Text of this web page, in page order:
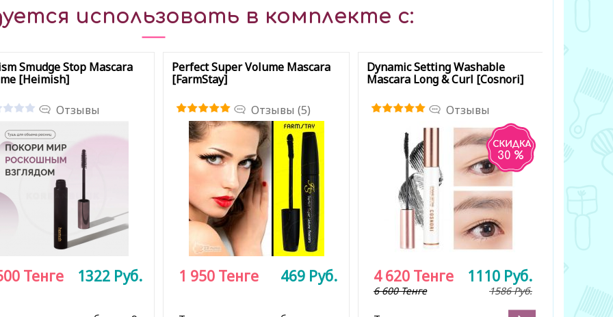
использовать в комплекте с:
Smudge Stop Mascara
[Heimish]
Отзывы
Тенге 1322 Руб.
Perfect Super Volume Mascara
[FarmStay]
Отзывы (5)
1 950 Тенге 469 Руб.
Dynamic Setting Washable
Mascara Long & Curl [Cosnori]
Отзывы
30 %
4 620 Тенге 1110 Руб.
6 600 Тенге 1586Руб.